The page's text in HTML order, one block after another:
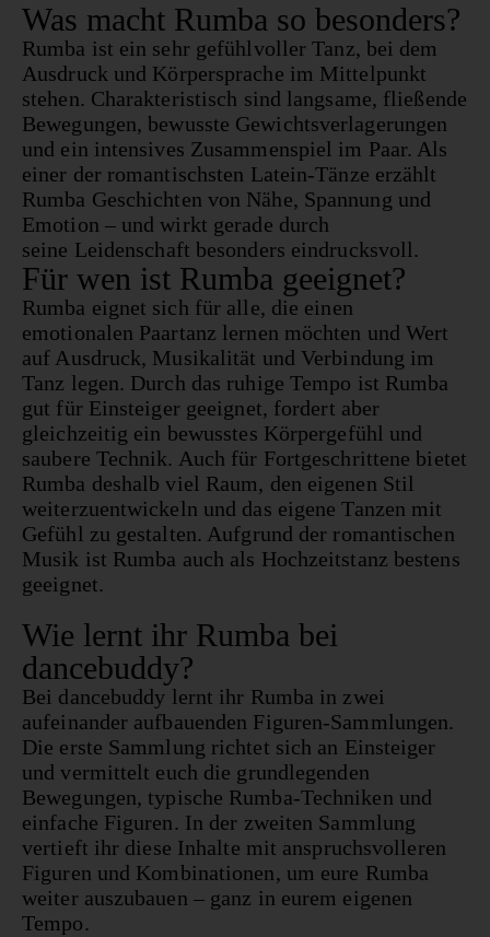
Was macht Rumba so besonders?
Rumba ist ein sehr gefühlvoller Tanz, bei dem
Ausdruck und Körpersprache im Mittelpunkt
stehen. Charakteristisch sind langsame, fließende
Bewegungen, bewusste Gewichtsverlagerungen
und ein intensives Zusammenspiel im Paar. Als
einer der romantischsten Latein-Tänze erzählt
Rumba Geschichten von Nähe, Spannung und
Emotion – und wirkt gerade durch
seine Leidenschaft besonders eindrucksvoll.
Für wen ist Rumba geeignet?
Rumba eignet sich für alle, die einen
emotionalen Paartanz lernen möchten und Wert
auf Ausdruck, Musikalität und Verbindung im
Tanz legen. Durch das ruhige Tempo ist Rumba
gut für Einsteiger geeignet, fordert aber
gleichzeitig ein bewusstes Körpergefühl und
saubere Technik. Auch für Fortgeschrittene bietet
Rumba deshalb viel Raum, den eigenen Stil
weiterzuentwickeln und das eigene Tanzen mit
Gefühl zu gestalten. Aufgrund der romantischen
Musik ist Rumba auch als Hochzeitstanz bestens
geeignet.
Wie lernt ihr Rumba bei
dancebuddy?
Bei dancebuddy lernt ihr Rumba in zwei
aufeinander aufbauenden Figuren-Sammlungen.
Die erste Sammlung richtet sich an Einsteiger
und vermittelt euch die grundlegenden
Bewegungen, typische Rumba-Techniken und
einfache Figuren. In der zweiten Sammlung
vertieft ihr diese Inhalte mit anspruchsvolleren
Figuren und Kombinationen, um eure Rumba
weiter auszubauen – ganz in eurem eigenen
Tempo.